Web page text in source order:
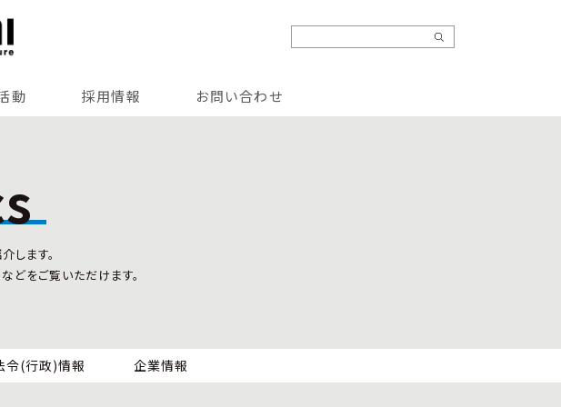
動 採用情報 お問い合わせ
します。
どをご覧いただけます。
令(行政)情報 企業情報